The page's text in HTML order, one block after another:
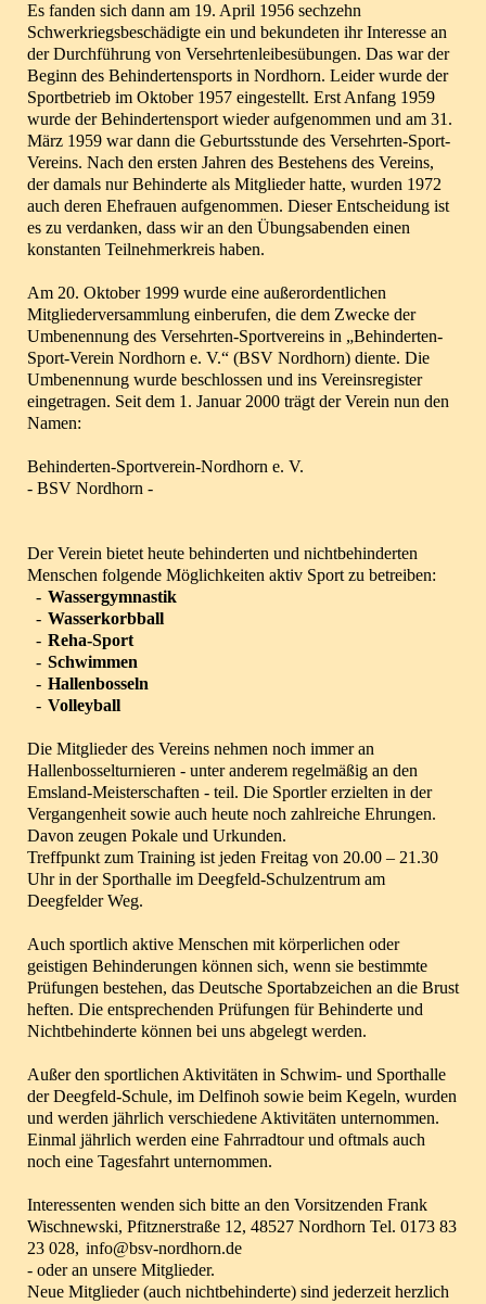
Es fanden sich dann am 19. April 1956 sechzehn
Schwerkriegsbeschädigte ein und bekundeten ihr Interesse an
der Durchführung von Versehrtenleibesübungen. Das war der
Beginn des Behindertensports in Nordhorn. Leider wurde der
Sportbetrieb im Oktober 1957 eingestellt. Erst Anfang 1959
wurde der Behindertensport wieder aufgenommen und am 31.
März 1959 war dann die Geburtsstunde des Versehrten-Sport-
Vereins. Nach den ersten Jahren des Bestehens des Vereins,
der damals nur Behinderte als Mitglieder hatte, wurden 1972
auch deren Ehefrauen aufgenommen. Dieser Entscheidung ist
es zu verdanken, dass wir an den Übungsabenden einen
konstanten Teilnehmerkreis haben.
Am 20. Oktober 1999 wurde eine außerordentlichen
Mitgliederversammlung einberufen, die dem Zwecke der
Umbenennung des Versehrten-Sportvereins in „Behinderten-
Sport-Verein Nordhorn e. V.“ (BSV Nordhorn) diente. Die
Umbenennung wurde beschlossen und ins Vereinsregister
eingetragen. Seit dem 1. Januar 2000 trägt der Verein nun den
Namen:
Behinderten-Sportverein-Nordhorn e. V.
- BSV Nordhorn -
Der Verein bietet heute behinderten und nichtbehinderten
Menschen folgende Möglichkeiten aktiv Sport zu betreiben:
- Wassergymnastik
- Wasserkorbball
- Reha-Sport
- Schwimmen
- Hallenbosseln
- Volleyball
Die Mitglieder des Vereins nehmen noch immer an
Hallenbosselturnieren - unter anderem regelmäßig an den
Emsland-Meisterschaften - teil. Die Sportler erzielten in der
Vergangenheit sowie auch heute noch zahlreiche Ehrungen.
Davon zeugen Pokale und Urkunden.
Treffpunkt zum Training ist jeden Freitag von 20.00 – 21.30
Uhr in der Sporthalle im Deegfeld-Schulzentrum am
Deegfelder Weg.
Auch sportlich aktive Menschen mit körperlichen oder
geistigen Behinderungen können sich, wenn sie bestimmte
Prüfungen bestehen, das Deutsche Sportabzeichen an die Brust
heften. Die entsprechenden Prüfungen für Behinderte und
Nichtbehinderte können bei uns abgelegt werden.
Außer den sportlichen Aktivitäten in Schwim- und Sporthalle
der Deegfeld-Schule, im Delfinoh sowie beim Kegeln, wurden
und werden jährlich verschiedene Aktivitäten unternommen.
Einmal jährlich werden eine Fahrradtour und oftmals auch
noch eine Tagesfahrt unternommen.
Interessenten wenden sich bitte an den Vorsitzenden Frank
Wischnewski, Pfitznerstraße 12, 48527 Nordhorn Tel. 0173 83
23 028, info@bsv-nordhorn.de
- oder an unsere Mitglieder.
Neue Mitglieder (auch nichtbehinderte) sind jederzeit herzlich